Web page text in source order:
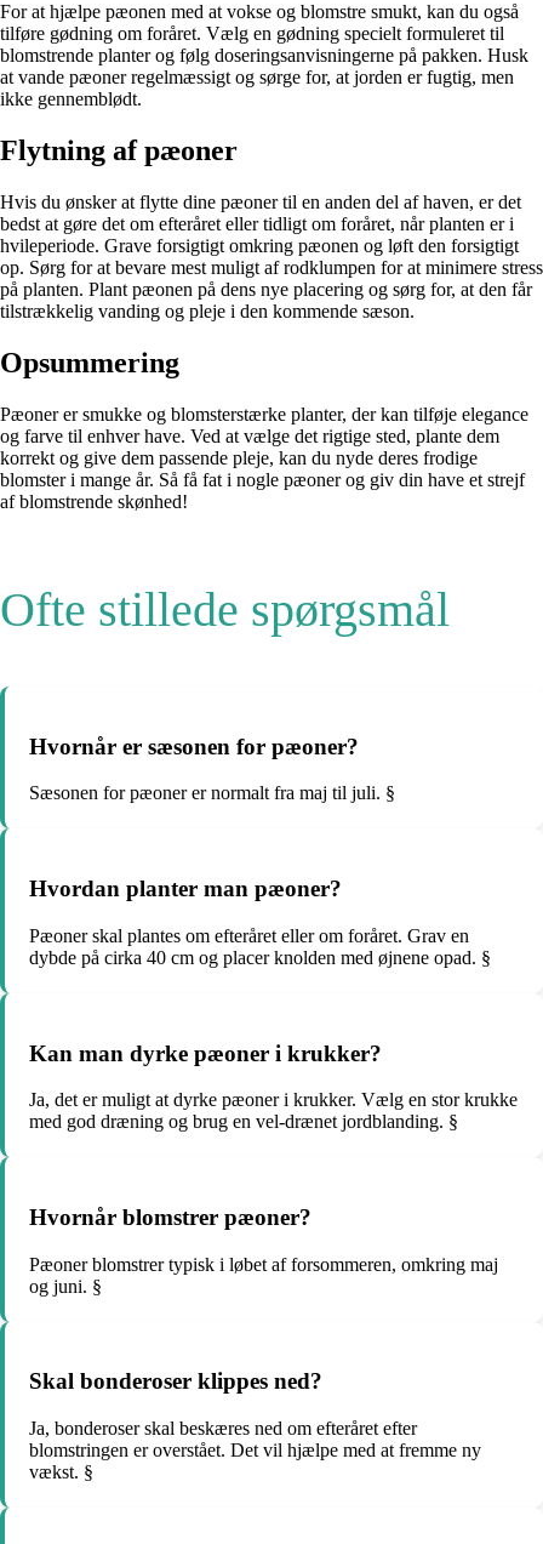
For at hjælpe pæonen med at vokse og blomstre smukt, kan du også
tilføre gødning om foråret. Vælg en gødning specielt formuleret til
blomstrende planter og følg doseringsanvisningerne på pakken. Husk
at vande pæoner regelmæssigt og sørge for, at jorden er fugtig, men
ikke gennemblødt.
Flytning af pæoner
Hvis du ønsker at flytte dine pæoner til en anden del af haven, er det
bedst at gøre det om efteråret eller tidligt om foråret, når planten er i
hvileperiode. Grave forsigtigt omkring pæonen og løft den forsigtigt
op. Sørg for at bevare mest muligt af rodklumpen for at minimere stress
på planten. Plant pæonen på dens nye placering og sørg for, at den får
tilstrækkelig vanding og pleje i den kommende sæson.
Opsummering
Pæoner er smukke og blomsterstærke planter, der kan tilføje elegance
og farve til enhver have. Ved at vælge det rigtige sted, plante dem
korrekt og give dem passende pleje, kan du nyde deres frodige
blomster i mange år. Så få fat i nogle pæoner og giv din have et strejf
af blomstrende skønhed!
Ofte stillede spørgsmål
Hvornår er sæsonen for pæoner?
Sæsonen for pæoner er normalt fra maj til juli. §
Hvordan planter man pæoner?
Pæoner skal plantes om efteråret eller om foråret. Grav en
dybde på cirka 40 cm og placer knolden med øjnene opad. §
Kan man dyrke pæoner i krukker?
Ja, det er muligt at dyrke pæoner i krukker. Vælg en stor krukke
med god dræning og brug en vel-drænet jordblanding. §
Hvornår blomstrer pæoner?
Pæoner blomstrer typisk i løbet af forsommeren, omkring maj
og juni. §
Skal bonderoser klippes ned?
Ja, bonderoser skal beskæres ned om efteråret efter
blomstringen er overstået. Det vil hjælpe med at fremme ny
vækst. §